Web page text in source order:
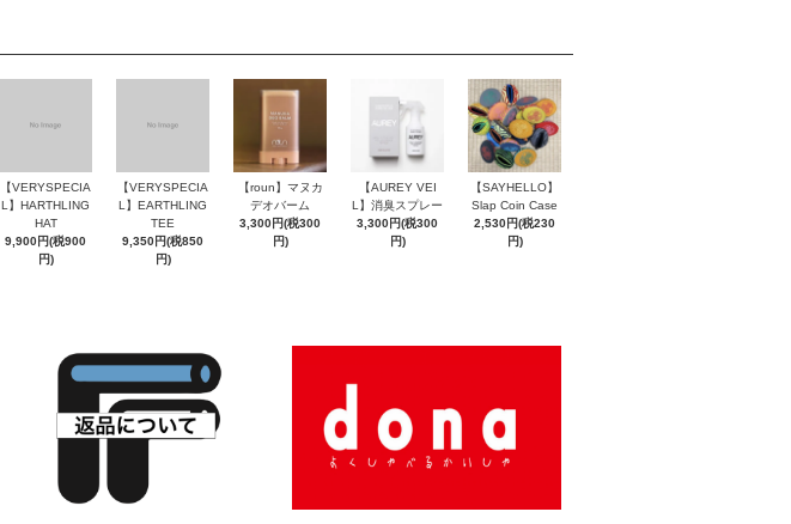
【VERYSPECIA
L】HARTHLING
HAT
9,900円(税900
円)
【VERYSPECIA
L】EARTHLING
TEE
9,350円(税850
円)
【roun】マヌカ
デオバーム
3,300円(税300
円)
【AUREY VEI
L】消臭スプレー
3,300円(税300
円)
【SAYHELLO】
Slap Coin Case
2,530円(税230
円)